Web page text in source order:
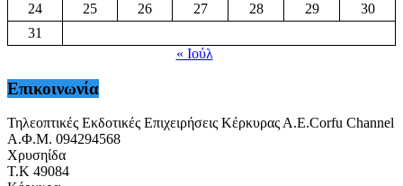
24
25 26 27 28 29
30
31
« Ιούλ
Επικοινωνία
Τηλεοπτικές Εκδοτικές Επιχειρήσεις Κέρκυρας Α.Ε.Corfu Channel
Α.Φ.Μ. 094294568
Χρυσηίδα
Τ.Κ 49084